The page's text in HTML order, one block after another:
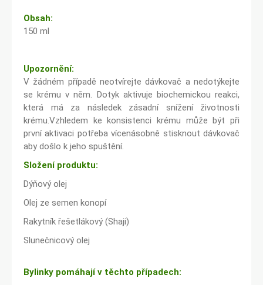
Obsah:
150 ml
Upozornění:
V žádném případě neotvírejte dávkovač a nedotýkejte
se krému v něm. Dotyk aktivuje biochemickou reakci,
která má za následek zásadní snížení životnosti
krému.Vzhledem ke konsistenci krému může být při
první aktivaci potřeba vícenásobně stisknout dávkovač
aby došlo k jeho spuštění.
Složení produktu:
Dýňový olej
Olej ze semen konopí
Rakytník řešetlákový (Shaji)
Slunečnicový olej
Bylinky pomáhají v těchto případech: